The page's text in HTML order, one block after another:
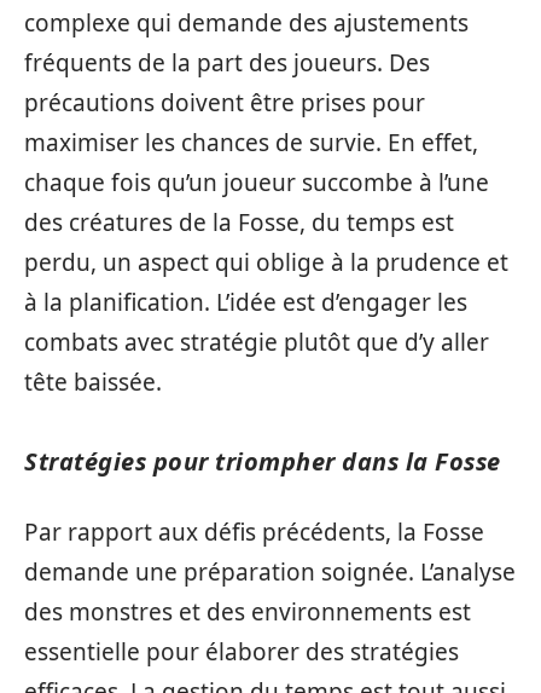
complexe qui demande des ajustements
fréquents de la part des joueurs. Des
précautions doivent être prises pour
maximiser les chances de survie. En effet,
chaque fois qu’un joueur succombe à l’une
des créatures de la Fosse, du temps est
perdu, un aspect qui oblige à la prudence et
à la planification. L’idée est d’engager les
combats avec stratégie plutôt que d’y aller
tête baissée.
Stratégies pour triompher dans la Fosse
Par rapport aux défis précédents, la Fosse
demande une préparation soignée. L’analyse
des monstres et des environnements est
essentielle pour élaborer des stratégies